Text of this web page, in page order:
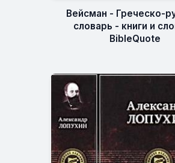
Вейсман - Греческо-
словарь - книги и
BibleQuote